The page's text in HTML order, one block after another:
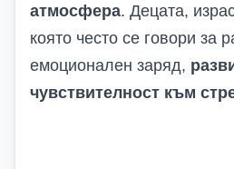
атмосфера. Децата,
която често се говори за
емоционален заряд,
чувствителност към